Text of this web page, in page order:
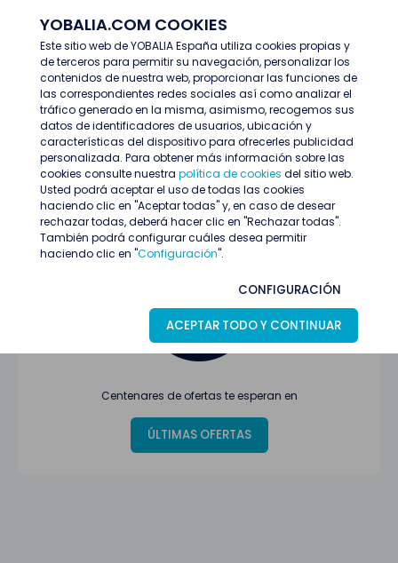
YOBALIA.COM COOKIES
Este sitio web de YOBALIA España utiliza cookies propias y
de terceros para permitir su navegación, personalizar los
contenidos de nuestra web, proporcionar las funciones de
las correspondientes redes sociales así como analizar el
tráfico generado en la misma, asimismo, recogemos sus
datos de identificadores de usuarios, ubicación y
características del dispositivo para ofrecerles publicidad
personalizada. Para obtener más información sobre las
cookies consulte nuestra política de cookies del sitio web.
Usted podrá aceptar el uso de todas las cookies
haciendo clic en "Aceptar todas" y, en caso de desear
rechazar todas, deberá hacer clic en "Rechazar todas".
También podrá configurar cuáles desea permitir
haciendo clic en "Configuración".
CONFIGURACIÓN
ACEPTAR TODO Y CONTINUAR
Últimas ofertas
Oferta no encontrada o ha finalizado su
proceso de selección
Centenares de ofertas te esperan en
ÚLTIMAS OFERTAS